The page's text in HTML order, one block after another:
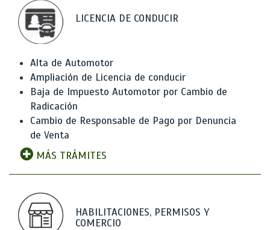
LICENCIA DE CONDUCIR
Alta de Automotor
Ampliación de Licencia de conducir
Baja de Impuesto Automotor por Cambio de
Radicación
Cambio de Responsable de Pago por Denuncia
de Venta
MÁS TRÁMITES
HABILITACIONES, PERMISOS Y
COMERCIO